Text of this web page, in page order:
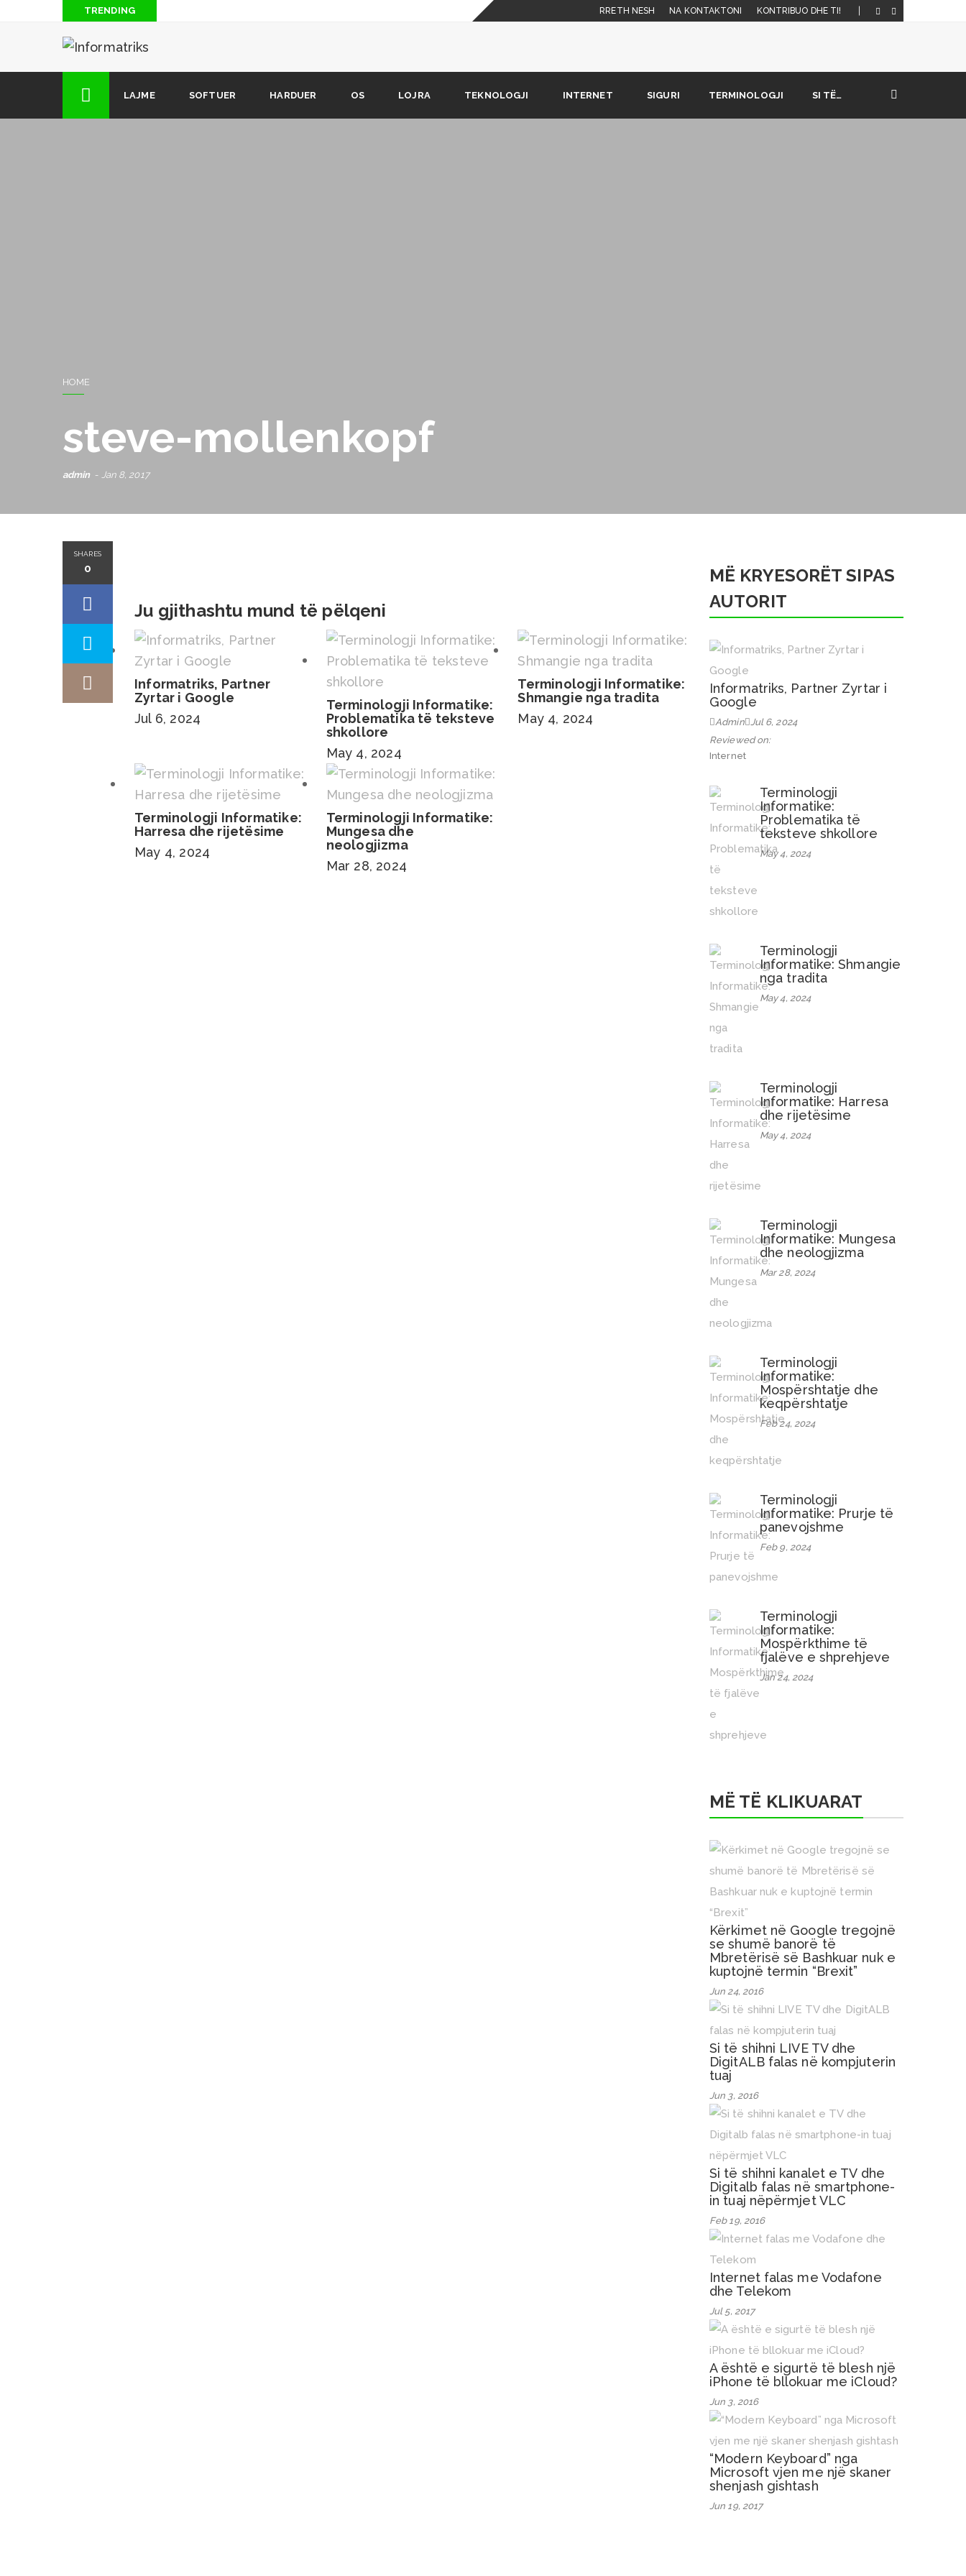
TRENDING
Si të hakojmë lojrat për Android (2 mënyra)
Si të shkarkoni muzikë nga Soundcloud (kur opsioni i shkarkimit nuk është në
dizpozicion)
12 këshilla dhe truke të fshehura që çdo përdorues i iPhone X duhet t’i dijë
RRETH NESH NA KONTAKTONI KONTRIBUO DHE TI!
LAJME SOFTUER HARDUER OS LOJRA TEKNOLOGJI INTERNET SIGURI TERMINOLOGJI SI TË…
HOME
steve-mollenkopf
admin Jan 8, 2017
SHARES
0
Ju gjithashtu mund të pëlqeni
Informatriks, Partner
Zyrtar i Google
Jul 6, 2024
Terminologji Informatike:
Problematika të teksteve
shkollore
May 4, 2024
Terminologji Informatike:
Shmangie nga tradita
May 4, 2024
Terminologji Informatike:
Harresa dhe rijetësime
May 4, 2024
Terminologji Informatike:
Mungesa dhe
neologjizma
Mar 28, 2024
MË KRYESORËT SIPAS
AUTORIT
Informatriks, Partner Zyrtar i
Google
Admin Jul 6, 2024
Reviewed on:
Internet
Terminologji
Informatike:
Problematika të
teksteve shkollore
May 4, 2024
Terminologji
Informatike: Shmangie
nga tradita
May 4, 2024
Terminologji
Informatike: Harresa
dhe rijetësime
May 4, 2024
Terminologji
Informatike: Mungesa
dhe neologjizma
Mar 28, 2024
Terminologji
Informatike:
Mospërshtatje dhe
keqpërshtatje
Feb 24, 2024
Terminologji
Informatike: Prurje të
panevojshme
Feb 9, 2024
Terminologji
Informatike:
Mospërkthime të
fjalëve e shprehjeve
Jan 24, 2024
MË TË KLIKUARAT
Kërkimet në Google tregojnë
se shumë banorë të
Mbretërisë së Bashkuar nuk e
kuptojnë termin “Brexit”
Jun 24, 2016
Si të shihni LIVE TV dhe
DigitALB falas në kompjuterin
tuaj
Jun 3, 2016
Si të shihni kanalet e TV dhe
Digitalb falas në smartphone-
in tuaj nëpërmjet VLC
Feb 19, 2016
Internet falas me Vodafone
dhe Telekom
Jul 5, 2017
A është e sigurtë të blesh një
iPhone të bllokuar me iCloud?
Jun 3, 2016
“Modern Keyboard” nga
Microsoft vjen me një skaner
shenjash gishtash
Jun 19, 2017